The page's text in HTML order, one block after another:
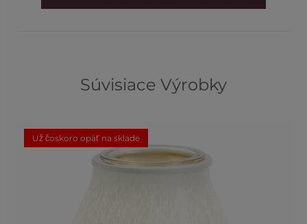
Súvisiace Výrobky
Už čoskoro opäť na sklade